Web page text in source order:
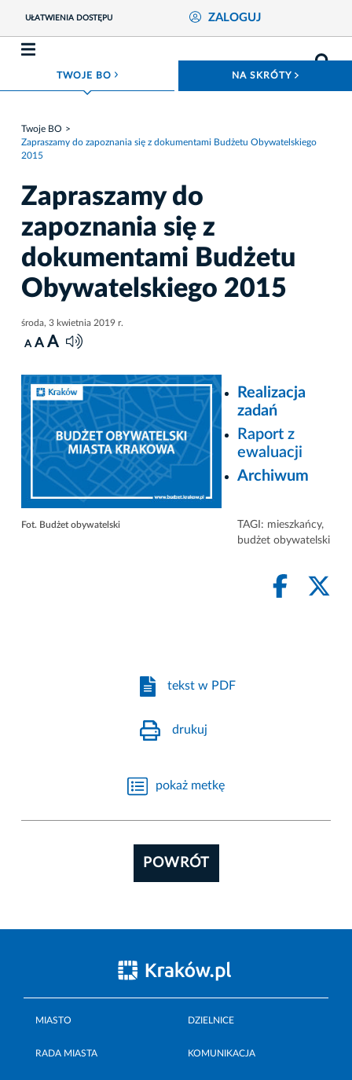
UŁATWIENIA DOSTĘPU ZALOGUJ
TWOJE BO ROZWIŃ MENU NA SKRÓTY
Twoje BO
Zapraszamy do zapoznania się z dokumentami Budżetu Obywatelskiego
2015
Zapraszamy do
zapoznania się z
dokumentami Budżetu
Obywatelskiego 2015
środa, 3 kwietnia 2019 r.
A A A
Fot. Budżet obywatelski
Realizacja
zadań
Raport z
ewaluacji
Archiwum
TAGI: mieszkańcy,
budżet obywatelski
tekst w PDF
drukuj
pokaż metkę
POWRÓT
MIASTO DZIELNICE
RADA MIASTA KOMUNIKACJA